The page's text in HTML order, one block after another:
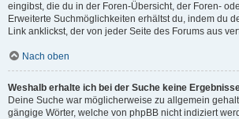
eingibst, die du in der Foren-Übersicht, der Foren-
Erweiterte Suchmöglichkeiten erhältst du, indem du
Link anklickst, der von jeder Seite des Forums aus
Nach oben
Weshalb erhalte ich bei der Suche keine
Deine Suche war möglicherweise zu allgemein
gängige Wörter, welche von phpBB nicht indiziert